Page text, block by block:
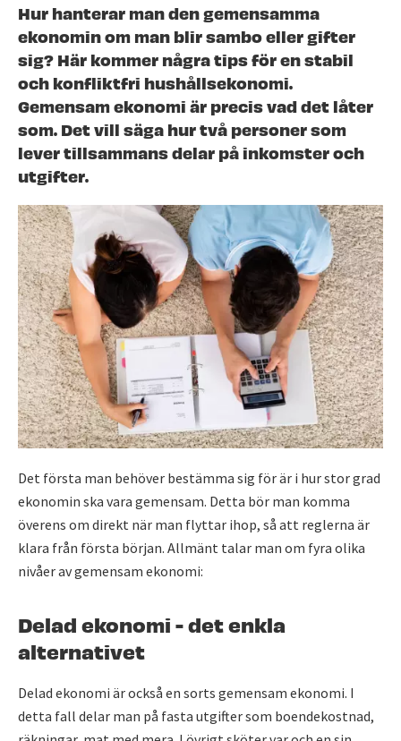
Hur hanterar man den gemensamma
ekonomin om man blir sambo eller gifter
sig? Här kommer några tips för en stabil
och konfliktfri hushållsekonomi.
Gemensam ekonomi är precis vad det låter
som. Det vill säga hur två personer som
lever tillsammans delar på inkomster och
utgifter.
Det första man behöver bestämma sig för är i hur stor grad
ekonomin ska vara gemensam. Detta bör man komma
överens om direkt när man flyttar ihop, så att reglerna är
klara från första början. Allmänt talar man om fyra olika
nivåer av gemensam ekonomi:
Delad ekonomi - det enkla
alternativet
Delad ekonomi är också en sorts gemensam ekonomi. I
detta fall delar man på fasta utgifter som boendekostnad,